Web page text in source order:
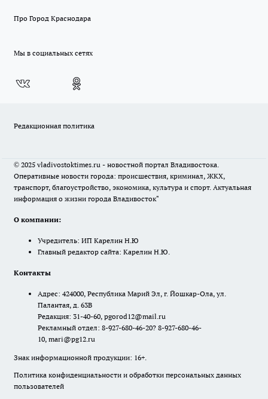
Про Город Краснодара
Мы в социальных сетях
Редакционная политика
© 2025 vladivostoktimes.ru - новостной портал Владивостока.
Оперативные новости города: происшествия, криминал, ЖКХ,
транспорт, благоустройство, экономика, культура и спорт. Актуальная
информация о жизни города Владивосток"
О компании:
Учредитель: ИП Карелин Н.Ю
Главный редактор сайта: Карелин Н.Ю.
Контакты
Адрес: 424000, Республика Марий Эл, г. Йошкар-Ола, ул.
Палантая, д. 63В
Редакция: 31-40-60, pgorod12@mail.ru
Рекламный отдел: 8-927-680-46-20? 8-927-680-46-
10, mari@pg12.ru
Знак информационной продукции: 16+.
Политика конфиденциальности и обработки персональных данных
пользователей